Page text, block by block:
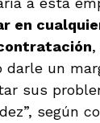
en
,
darle un
sus
según